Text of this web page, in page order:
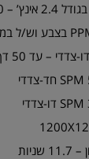
עד 50 דף (75 גר')